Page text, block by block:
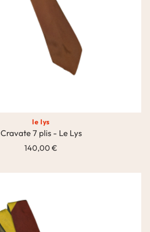
le lys
Cravate 7 plis - Le Lys
140,00 €